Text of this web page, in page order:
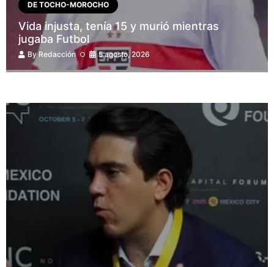
DE TOCHO-MOROCHO
Vida injusta, tenía 15 y murió mientras
jugaba Futbol
ByRedacción 5 agosto, 2026